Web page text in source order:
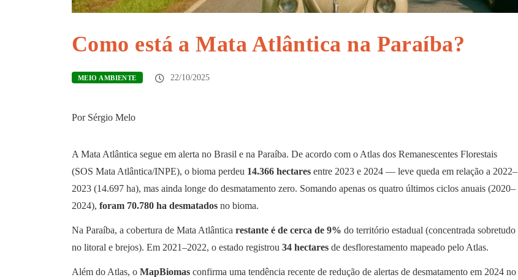
Como está a Mata Atlântica na Paraíba?
MEIO AMBIENTE 22/10/2025
Por Sérgio Melo
A Mata Atlântica segue em alerta no Brasil e na Paraíba. De acordo com o Atlas dos Remanescentes Florestais
(SOS Mata Atlântica/INPE), o bioma perdeu 14.366 hectares entre 2023 e 2024 — leve queda em relação a 2022–
2023 (14.697 ha), mas ainda longe do desmatamento zero. Somando apenas os quatro últimos ciclos anuais (2020–
2024), foram 70.780 ha desmatados no bioma.
Na Paraíba, a cobertura de Mata Atlântica restante é de cerca de 9% do território estadual (concentrada sobretudo
no litoral e brejos). Em 2021–2022, o estado registrou 34 hectares de desflorestamento mapeado pelo Atlas.
Além do Atlas, o MapBiomas confirma uma tendência recente de redução de alertas de desmatamento em 2024 no